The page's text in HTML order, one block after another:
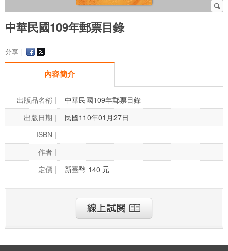
中華民國109年郵票目錄
分享 |
內容簡介
出版品名稱
中華民國109年郵票目錄
出版日期
民國110年01月27日
ISBN
作者
定價
新臺幣 140 元